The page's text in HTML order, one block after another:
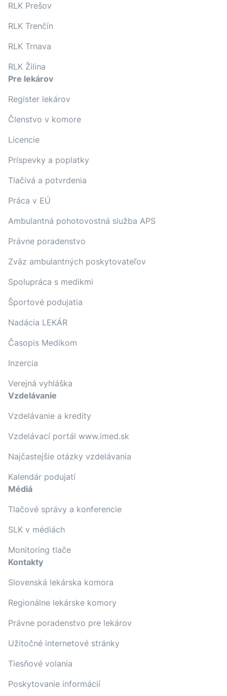
RLK Prešov
RLK Trenčín
RLK Trnava
RLK Žilina
Pre lekárov
Register lekárov
Členstvo v komore
Licencie
Príspevky a poplatky
Tlačivá a potvrdenia
Práca v EÚ
Ambulantná pohotovostná služba APS
Právne poradenstvo
Zväz ambulantných poskytovateľov
Spolupráca s medikmi
Športové podujatia
Nadácia LEKÁR
Časopis Medikom
Inzercia
Verejná vyhláška
Vzdelávanie
Vzdelávanie a kredity
Vzdelávací portál www.imed.sk
Najčastejšie otázky vzdelávania
Kalendár podujatí
Médiá
Tlačové správy a konferencie
SLK v médiách
Monitoring tlače
Kontakty
Slovenská lekárska komora
Regionálne lekárske komory
Právne poradenstvo pre lekárov
Užitočné internetové stránky
Tiesňové volania
Poskytovanie informácií